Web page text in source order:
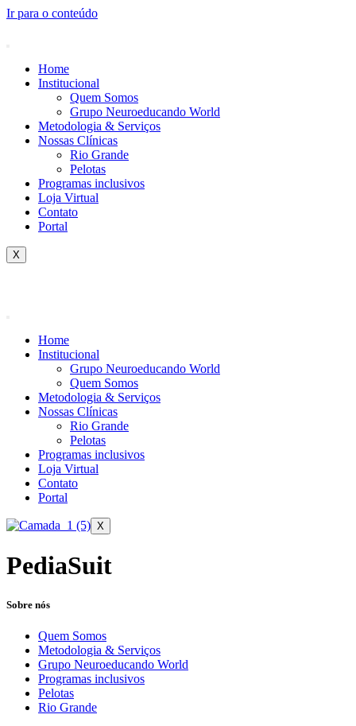
Ir para o conteúdo
Home
Institucional
Quem Somos
Grupo Neuroeducando World
Metodologia & Serviços
Nossas Clínicas
Rio Grande
Pelotas
Programas inclusivos
Loja Virtual
Contato
Portal
X
Home
Institucional
Grupo Neuroeducando World
Quem Somos
Metodologia & Serviços
Nossas Clínicas
Rio Grande
Pelotas
Programas inclusivos
Loja Virtual
Contato
Portal
X
PediaSuit
Sobre nós
Quem Somos
Metodologia & Serviços
Grupo Neuroeducando World
Programas inclusivos
Pelotas
Rio Grande